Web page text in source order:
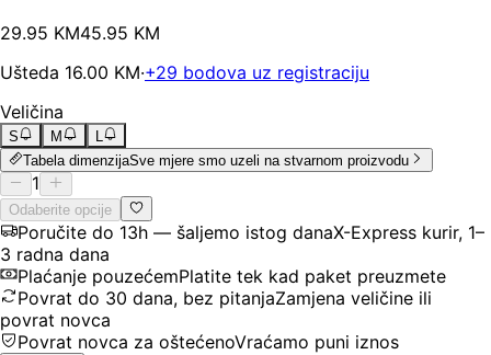
29.95 KM45.95 KM
Ušteda 16.00 KM·+29 bodova uz registraciju
Veličina
S M
L
Tabela dimenzijaSve mjere smo uzeli na stvarnom proizvodu
1
Odaberite opcije
Poručite do 13h — šaljemo istog danaX-Express kurir, 1–
3 radna dana
Plaćanje pouzećemPlatite tek kad paket preuzmete
Povrat do 30 dana, bez pitanjaZamjena veličine ili
povrat novca
Povrat novca za oštećenoVraćamo puni iznos